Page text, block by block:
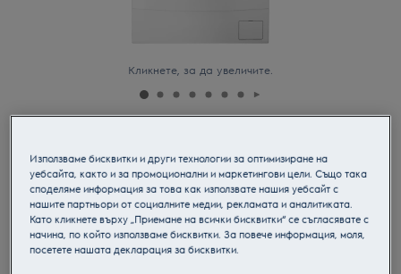
Кликнете, за да увеличите.
Компактна перална машина
Продуктов информационен лист
Използваме бисквитки и други технологии за оптимизиране на
уебсайта, както и за промоционални и маркетингови цели. Също така
споделяме информация за това как използвате нашия уебсайт с
нашите партньори от социалните медии, рекламата и аналитиката.
Като кликнете върху „Приемане на всички бисквитки“ се съгласявате с
начина, по който използваме бисквитки. За повече информация, моля,
посетете нашата декларация за бисквитки.